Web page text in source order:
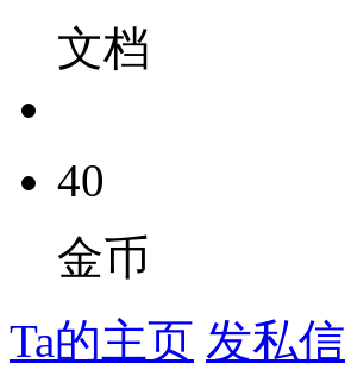
文档
40
金币
Ta的主页 发私信